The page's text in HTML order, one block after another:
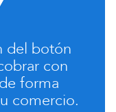
del botón
con
forma
comercio.